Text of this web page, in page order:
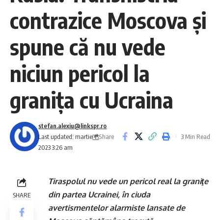
contrazice Moscova și
spune că nu vede
niciun pericol la
granița cu Ucraina
Last updated: martie 1,
2023 3:26 am
stefan.alexiu@linkspr.ro
Share
3 Min Read
SHARE
Tiraspolul nu vede un pericol real la graniţe
din partea Ucrainei, în ciuda
avertismentelor alarmiste lansate de